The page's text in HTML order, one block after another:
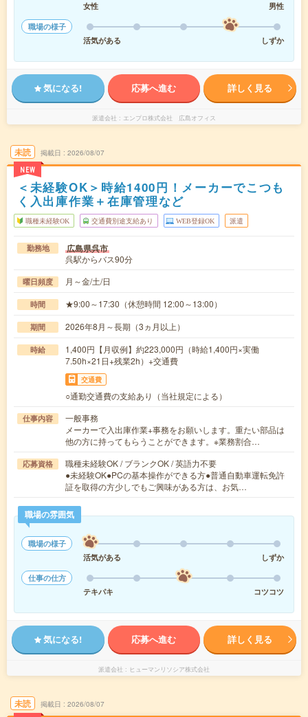
女性
男性
職場の様子
活気がある
しずか
気になる! 応募へ進む 詳しく見る
派遣会社 エンプロ株式会社 広島オフィス
未読
NEW
掲載日 2026/08/07
＜未経験OK＞時給1400円！メーカーでこつも
く入出庫作業＋在庫管理など
職種未経験OK 交通費別途支給あり WEB登録OK 派遣
勤務地 広島県呉市
呉駅からバス90分
曜日頻度 月～金/土/日
時間 ★9:00～17:30（休憩時間 12:00～13:00）
期間 2026年8月～長期（3ヵ月以上）
時給
1,400円【月収例】約223,000円（時給1,400円×実働
7.50h×21日+残業2h）+交通費
交通費
○通勤交通費の支給あり（当社規定による）
仕事内容
一般事務
メーカーで入出庫作業+事務をお願いします。重たい部品は
他の方に持ってもらうことができます。※業務割合…
応募資格
職種未経験OK / ブランクOK / 英語力不要
●未経験OK●PCの基本操作ができる方●普通自動車運転免許
証を取得の方少しでもご興味がある方は、お気…
職場の雰囲気
職場の様子
活気がある
しずか
仕事の仕方
テキパキ
コツコツ
気になる! 応募へ進む 詳しく見る
派遣会社 ヒューマンリソシア株式会社
未読 掲載日 2026/08/07